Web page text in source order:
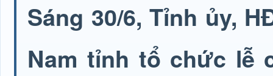
Sáng 30/6, Tỉnh ủy,
Nam tỉnh tổ chức lễ